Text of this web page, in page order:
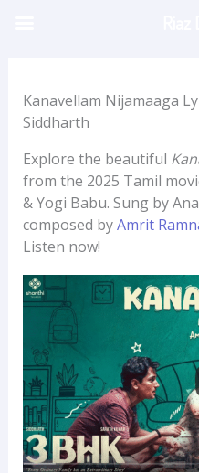
Kanavellam Nijamaaga
Siddharth
Explore the beautiful
from the 2025 Tamil
& Yogi Babu. Sung by
composed byAmrit
Listen now!